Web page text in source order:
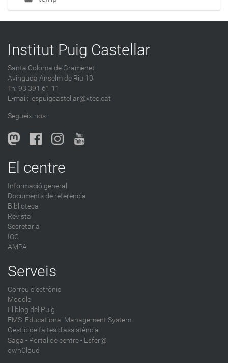
Institut Puig Castellar
Santa Coloma de Gramenet
Avinguda Anselm de Riu 10
Tn: 93 391 61 11
E-mail: iespuigcastellar@xtec.cat
Segueix-nos:
El centre
Informació general
Documents de referència
Biblioteca
Revista
Secretaria
IOC
AMPA
Serveis
Correu electrònic
Moodle
El blog del Puig
EMS: Educational Management System
Gestió de faltes d'assistència
Saga - Portal de centre - Esfer@
ownCloud